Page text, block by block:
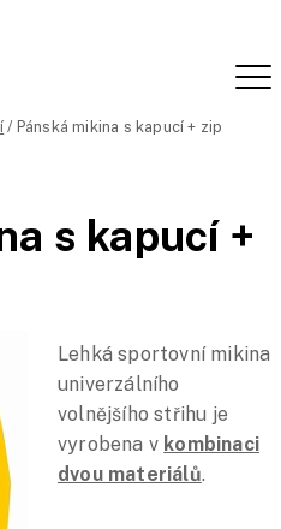
/ Pánská mikina s kapucí + zip
s kapucí +
Lehká sportovní mikina
univerzálního
volnějšího střihu je
vyrobena v kombinaci
dvou materiálů.